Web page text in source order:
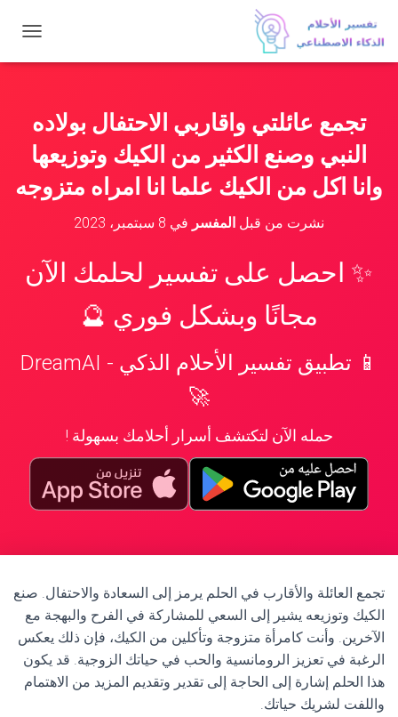
ب
ق
تجمع عائلتي واقاربي الاحتفال بولاده
النبي وصنع الكثير من الكيك وتوزيعها
وانا اكل من الكيك علما انا امراه متزوجه
نشرت من قبل المفسر في 8 سبتمبر، 2023
✨ احصل على تفسير لحلمك الآن
مجانًا وبشكل فوري 🔮
📱 تطبيق تفسير الأحلام الذكي - DreamAI
🚀
حمله الآن لتكتشف أسرار أحلامك بسهولة !
تجمع العائلة والأقارب في الحلم يرمز إلى السعادة والاحتفال. صنع
الكيك وتوزيعه يشير إلى السعي للمشاركة في الفرح والبهجة مع
الآخرين. وأنت كامرأة متزوجة وتأكلين من الكيك، فإن ذلك يعكس
الرغبة في تعزيز الرومانسية والحب في حياتك الزوجية. قد يكون
هذا الحلم إشارة إلى الحاجة إلى تقدير وتقديم المزيد من الاهتمام
واللفت لشريك حياتك.